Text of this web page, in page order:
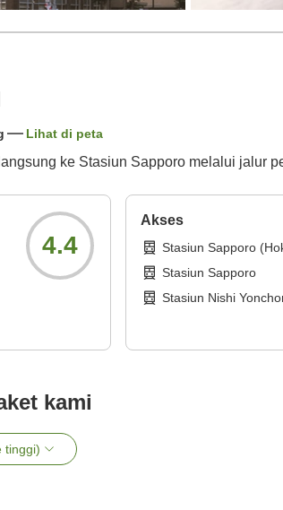
Lihat di peta
ke Stasiun Sapporo melalui jalur
4.4
Akses
Stasiun Sapporo
Stasiun Sapporo
Stasiun Nishi
kami
tinggi)